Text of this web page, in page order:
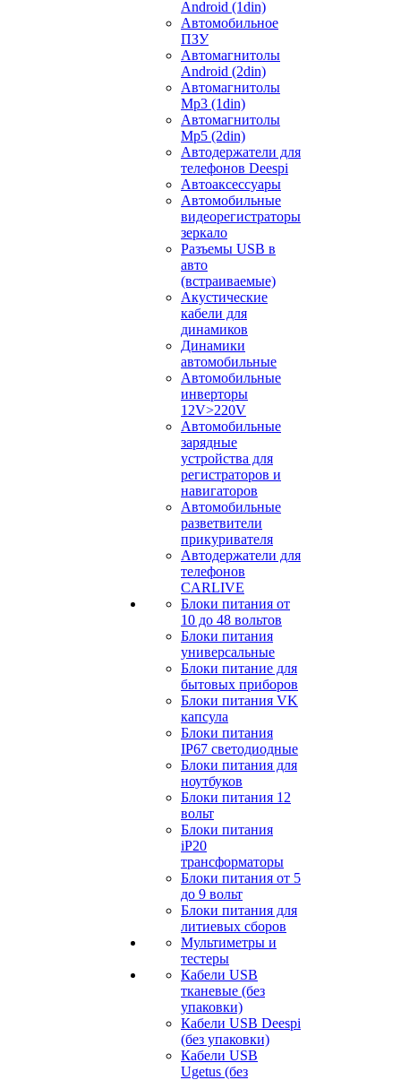
Android (1din)
Автомобильное
ПЗУ
Автомагнитолы
Android (2din)
Автомагнитолы
Mp3 (1din)
Автомагнитолы
Mp5 (2din)
Автодержатели для
телефонов Deespi
Автоаксессуары
Автомобильные
видеорегистраторы
зеркало
Разъемы USB в
авто
(встраиваемые)
Акустические
кабели для
динамиков
Динамики
автомобильные
Автомобильные
инверторы
12V>220V
Автомобильные
зарядные
устройства для
регистраторов и
навигаторов
Автомобильные
разветвители
прикуривателя
Автодержатели для
телефонов
CARLIVE
Блоки питания от
10 до 48 вольтов
Блоки питания
универсальные
Блоки питание для
бытовых приборов
Блоки питания VK
капсула
Блоки питания
IP67 светодиодные
Блоки питания для
ноутбуков
Блоки питания 12
вольт
Блоки питания
iP20
трансформаторы
Блоки питания от 5
до 9 вольт
Блоки питания для
литиевых сборов
Мультиметры и
тестеры
Кабели USB
тканевые (без
упаковки)
Кабели USB Deespi
(без упаковки)
Кабели USB
Ugetus (без